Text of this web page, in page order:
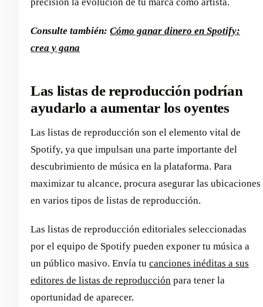
Consulte también: Cómo ganar dinero en Spotify:
crea y gana
Las listas de reproducción podrían
ayudarlo a aumentar los oyentes
Las listas de reproducción son el elemento vital de
Spotify, ya que impulsan una parte importante del
descubrimiento de música en la plataforma. Para
maximizar tu alcance, procura asegurar las ubicaciones
en varios tipos de listas de reproducción.
Las listas de reproducción editoriales seleccionadas
por el equipo de Spotify pueden exponer tu música a
un público masivo. Envía tu canciones inéditas a sus
editores de listas de reproducción para tener la
oportunidad de aparecer.